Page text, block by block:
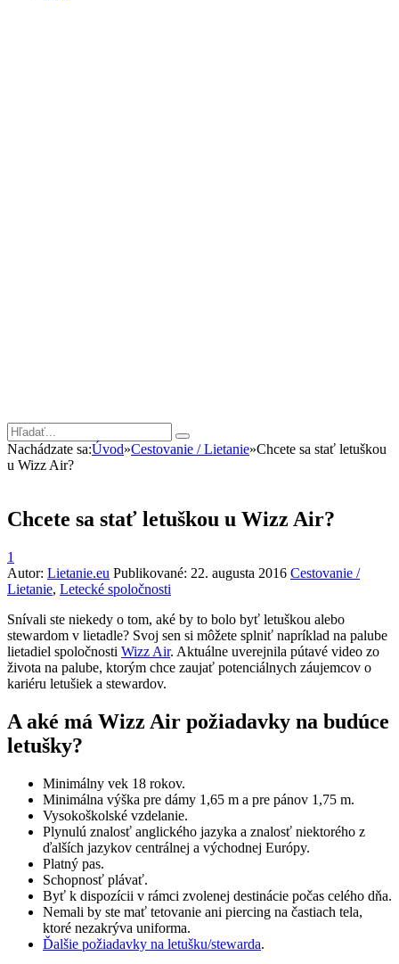
Nachádzate sa:Úvod»Cestovanie / Lietanie»Chcete sa stať letuškou
u Wizz Air?
Chcete sa stať letuškou u Wizz Air?
1
Autor: Lietanie.eu Publikované: 22. augusta 2016 Cestovanie /
Lietanie, Letecké spoločnosti
Snívali ste niekedy o tom, aké by to bolo byť letuškou alebo
stewardom v lietadle? Svoj sen si môžete splniť napríklad na palube
lietadiel spoločnosti Wizz Air. Aktuálne uverejnila pútavé video zo
života na palube, ktorým chce zaujať potenciálnych záujemcov o
kariéru letušiek a stewardov.
A aké má Wizz Air požiadavky na budúce
letušky?
Minimálny vek 18 rokov.
Minimálna výška pre dámy 1,65 m a pre pánov 1,75 m.
Vysokoškolské vzdelanie.
Plynulú znalosť anglického jazyka a znalosť niektorého z
ďalších jazykov centrálnej a východnej Európy.
Platný pas.
Schopnosť plávať.
Byť k dispozícii v rámci zvolenej destinácie počas celého dňa.
Nemali by ste mať tetovanie ani piercing na častiach tela,
ktoré nezakrýva uniforma.
Ďalšie požiadavky na letušku/stewarda.